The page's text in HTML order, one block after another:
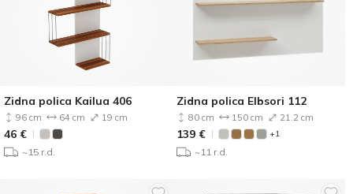
Zidna polica Kailua 406
96 cm 64 cm 19 cm
46 €
~15 r.d.
Zidna polica Elbsori 112
80 cm 150 cm 21.2 cm
139 € +1
~11 r.d.